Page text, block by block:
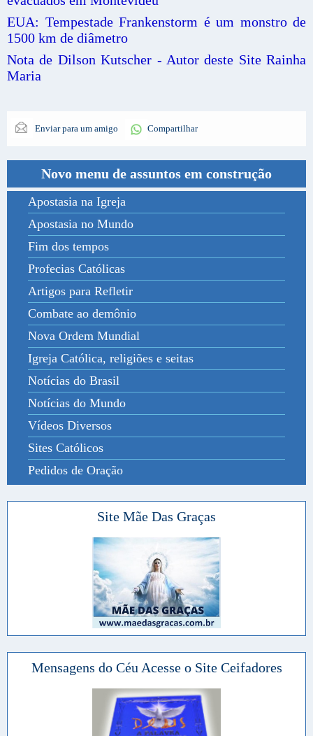
EUA: Tempestade Frankenstorm é um monstro de
1500 km de diâmetro
Nota de Dilson Kutscher - Autor deste Site Rainha
Maria
Enviar para um amigo Compartilhar
Novo menu de assuntos em construção
Apostasia na Igreja
Apostasia no Mundo
Fim dos tempos
Profecias Católicas
Artigos para Refletir
Combate ao demônio
Nova Ordem Mundial
Igreja Católica, religiões e seitas
Notícias do Brasil
Notícias do Mundo
Vídeos Diversos
Sites Católicos
Pedidos de Oração
Site Mãe Das Graças
Mensagens do Céu Acesse o Site Ceifadores